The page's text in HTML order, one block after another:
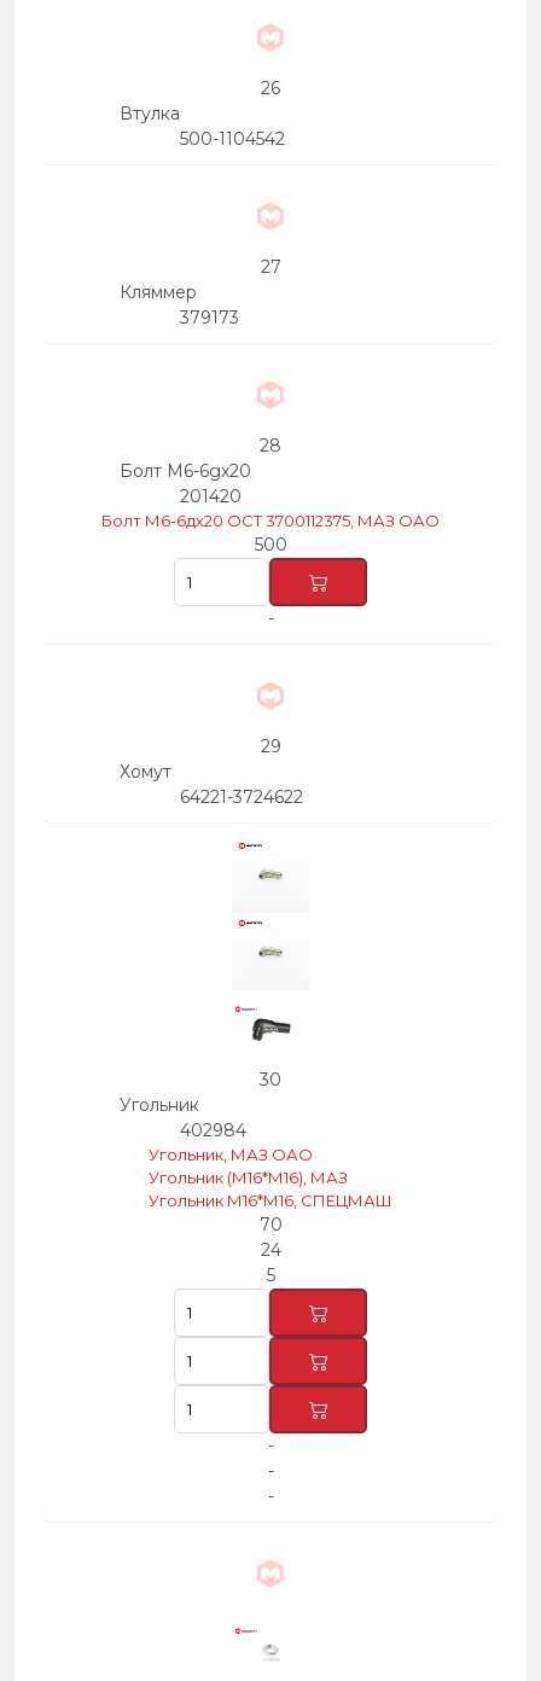
26
Втулка
500-1104542
27
Кляммер
379173
28
Болт М6-6gх20
201420
Болт М6-6дх20 ОСТ 3700112375, МАЗ ОАО
500
-
29
Хомут
64221-3724622
30
Угольник
402984
Угольник, МАЗ ОАО
Угольник (М16*М16), МАЗ
Угольник М16*М16, СПЕЦМАШ
70
24
5
-
-
-